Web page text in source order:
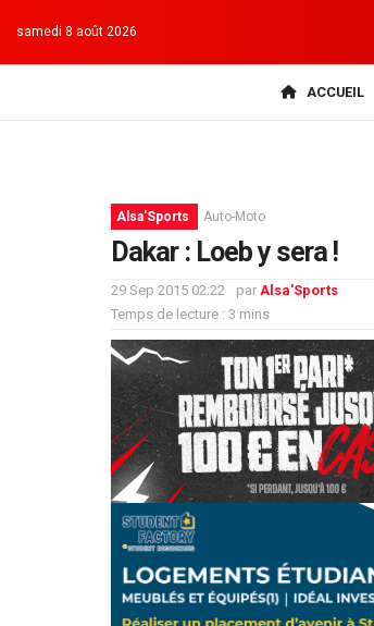
samedi 8 août 2026
ACCUEIL
Alsa'Sports Auto-Moto
Dakar : Loeb y sera !
29 Sep 2015 02:22 par Alsa'Sports
Temps de lecture : 3 mins